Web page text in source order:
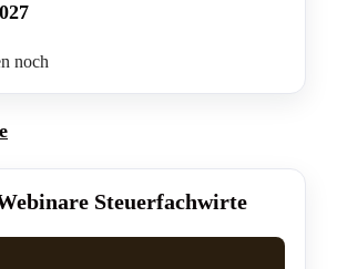
noch
Steuerfachwirte